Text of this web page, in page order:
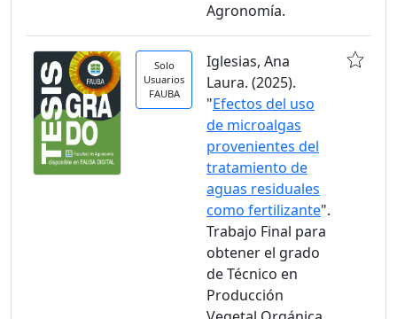
Agronomía.
Solo
Usuarios
FAUBA
Iglesias, Ana
Laura. (2025).
"Efectos del uso
de microalgas
provenientes del
tratamiento de
aguas residuales
como fertilizante".
Trabajo Final para
obtener el grado
de Técnico en
Producción